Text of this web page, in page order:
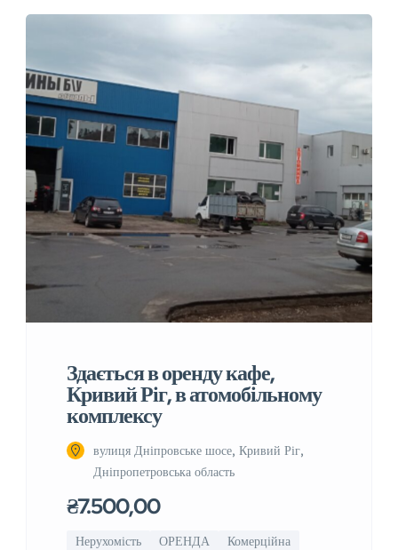
Здається в оренду кафе,
Кривий Ріг, в атомобільному
комплексу
вулиця Дніпровське шосе, Кривий Ріг,
Дніпропетровська область
₴7.500,00
Нерухомість ОРЕНДА
Комерційна